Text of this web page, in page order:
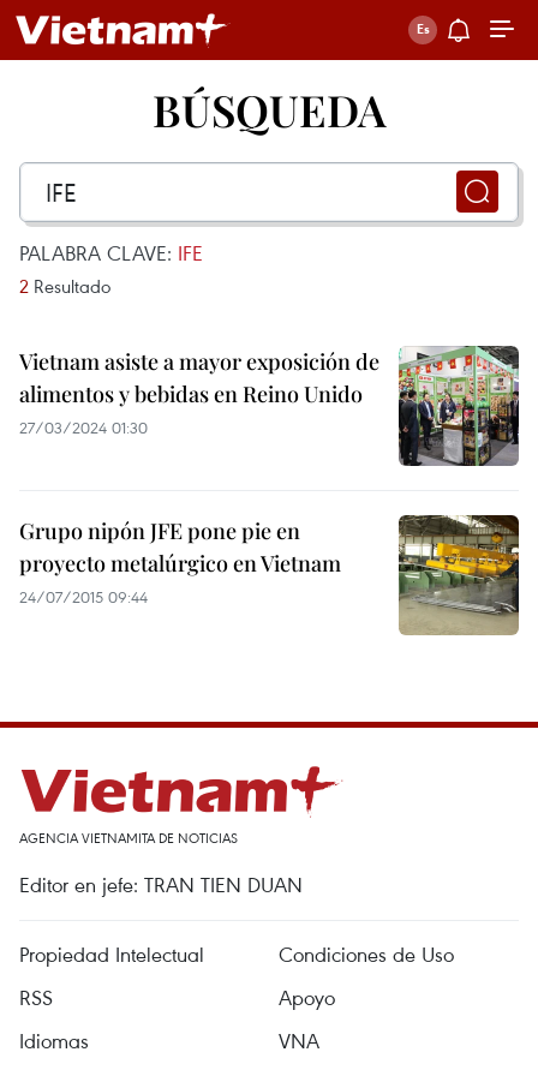
BÚSQUEDA
PALABRA CLAVE: IFE
2 Resultado
Vietnam asiste a mayor exposición de
alimentos y bebidas en Reino Unido
27/03/2024 01:30
Grupo nipón JFE pone pie en
proyecto metalúrgico en Vietnam
24/07/2015 09:44
AGENCIA VIETNAMITA DE NOTICIAS
Editor en jefe: TRAN TIEN DUAN
Propiedad Intelectual
Condiciones de Uso
RSS
Apoyo
Idiomas
VNA